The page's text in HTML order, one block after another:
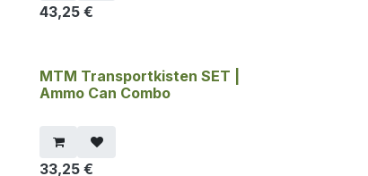
43,25 €
MTM Transportkisten SET |
Ammo Can Combo
33,25 €